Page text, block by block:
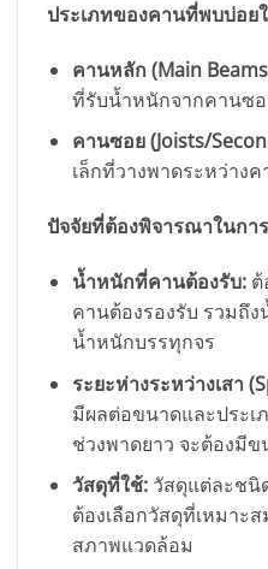
ประเภทของคานที่พบบ่อย
คานหลัก (Main
ที่รับน้ำหนักจากคานซ
คานซอย (Joists/
เล็กที่วางพาดระหว่าง
ปัจจัยที่ต้องพิจารณาในกา
น้ำหนักที่คานต้องรับ:ต้
คานต้องรองรับ รวมถึ
น้ำหนักบรรทุกจร
ระยะห่างระหว่างเสา
มีผลต่อขนาดและประ
ช่วงพาดยาว จะต้องมี
วัสดุที่ใช้:วัสดุแต่ละชนิ
ต้องเลือกวัสดุที่เหมาะ
สภาพแวดล้อม